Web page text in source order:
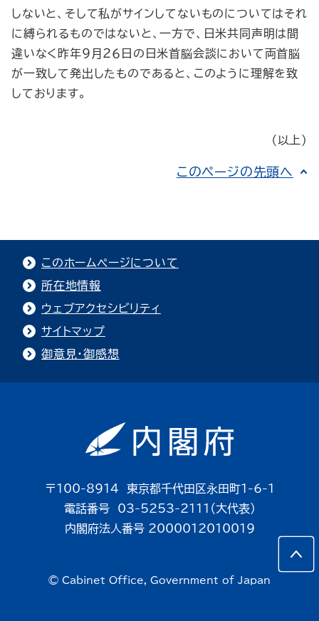
しないと、そして私がサインしてないものについてはそれ
に縛られるものではないと、一方で、日米共同声明は間
違いなく昨年９月２６日の日米首脳会談において両首脳
が一致して発出したものであると、このように理解を致
しております。
（以上）
このページの先頭へ
このホームページについて
所在地情報
ウェブアクセシビリティ
サイトマップ
御意見・御感想
〒100-8914 東京都千代田区永田町1-6-1
電話番号 03-5253-2111（大代表）
内閣府法人番号 2000012010019
© Cabinet Office, Government of Japan